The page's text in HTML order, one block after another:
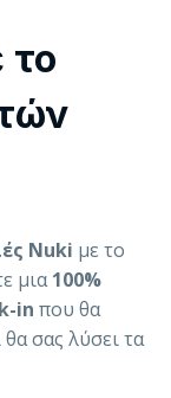
το
Nuki με το
μια100%
in που θα
σας λύσει τα